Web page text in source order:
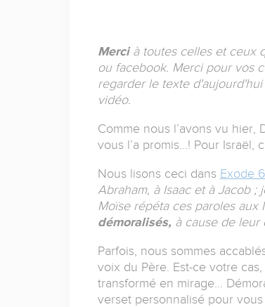
Mercià toutes celles et ceux
ou facebook. Merci pour vos
regarder le texte
vidéo.
Comme nous l’avons vu
vous l’a promis…! Pour Israël,
Nous lisons ceci dans Exode
Abraham, à Isaac et à Jacob ;
Moïse répéta ces paroles aux
démoralisés, à cause de leur
Parfois, nous sommes
voix du Père. Est-ce votre
transformé en mirage…
verset personnalisé pour